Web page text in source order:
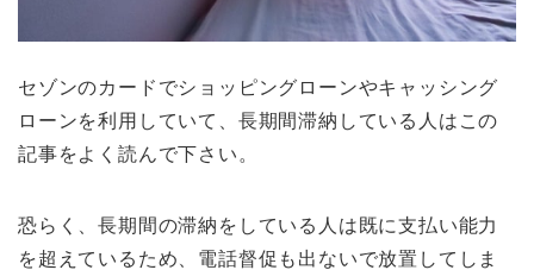
セゾンのカードでショッピングローンやキャッシング
ローンを利用していて、長期間滞納している人はこの
記事をよく読んで下さい。
恐らく、長期間の滞納をしている人は既に支払い能力
を超えているため、電話督促も出ないで放置してしま